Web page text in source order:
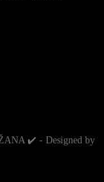
✔️ - Designed by